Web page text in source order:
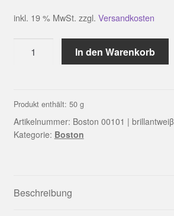
inkl. 19 % MwSt. zzgl. Versandkosten
00101
Menge
In den Warenkorb
Produkt enthält: 50 g
Artikelnummer: Boston 00101 | brillantweiβ
Kategorie: Boston
Beschreibung